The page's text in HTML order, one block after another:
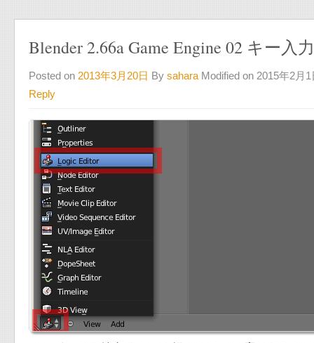
Blender 2.66a Game Engine 02 キー入
Posted on 2013年3月20日 By sahara Modified on 2015年2月1
Reply